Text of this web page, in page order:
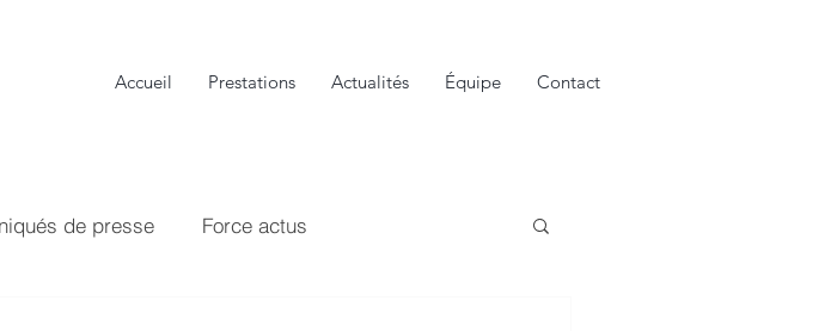
Accueil Prestations Actualités Équipe Contact
de presse Force actus